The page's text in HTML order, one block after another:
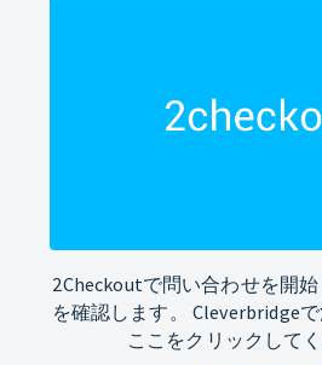
2Checkoutで問い合わせを開
を確認します。 Cleverbridge
ここをクリックしてく